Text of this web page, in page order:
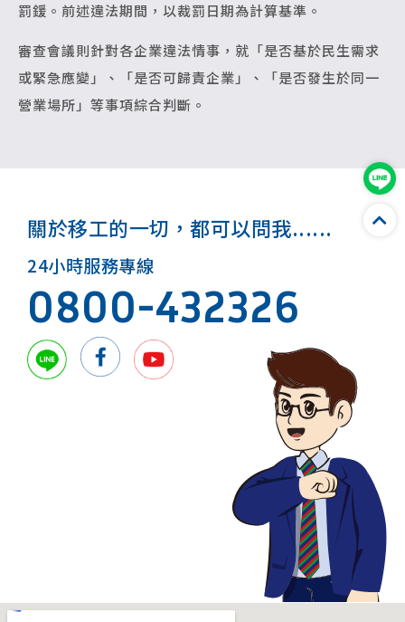
罰鍰。前述違法期間，以裁罰日期為計算基準。
審查會議則針對各企業違法情事，就「是否基於民生需求
或緊急應變」、「是否可歸責企業」、「是否發生於同一
營業場所」等事項綜合判斷。
關於移工的一切，都可以問我......
24小時服務專線
0800-432326